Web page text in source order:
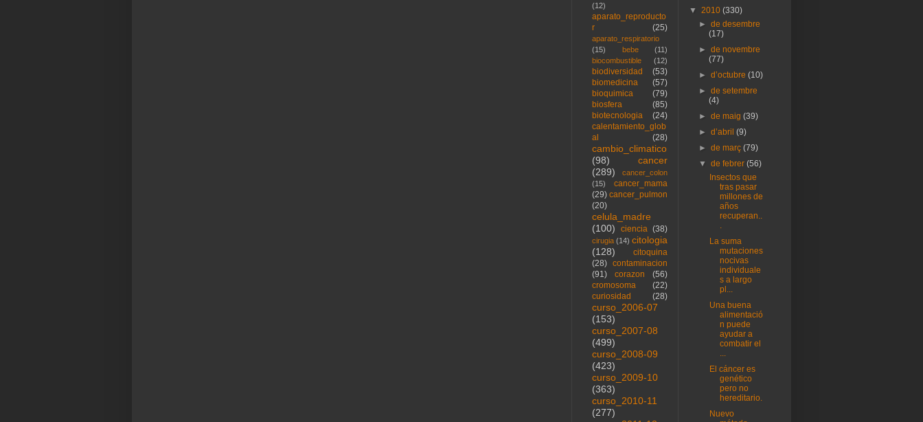
(12)
aparato_reproducto
r
(25)
aparato_respiratorio
(15)
bebe
(11)
biocombustible
(12)
biodiversidad
(53)
biomedicina
(57)
bioquimica
(79)
biosfera
(85)
biotecnologia
(24)
calentamiento_glob
al
(28)
cambio_climatico
(98)
cancer
(289)
cancer_colon
(15)
cancer_mama
(29) cancer_pulmon
(20)
celula_madre
(100)
ciencia (38)
cirugia (14) citologia
(128)
citoquina
(28) contaminacion
(91)
corazon
(56)
cromosoma
(22)
curiosidad
(28)
curso_2006-07
(153)
curso_2007-08
(499)
curso_2008-09
(423)
curso_2009-10
(363)
curso_2010-11
(277)
▼ 2010 (330)
►de desembre
(17)
►de novembre
(77)
►d’octubre(10)
►de setembre
(4)
►de maig(39)
►d’abril(9)
►de març(79)
▼de febrer(56)
Insectos que
tras pasar
millones de
años
recuperan..
.
La suma
mutaciones
nocivas
individuale
s a largo
pl...
Una buena
alimentació
n puede
ayudar a
combatir el
...
El cáncer es
genético
pero no
hereditario.
Nuevo